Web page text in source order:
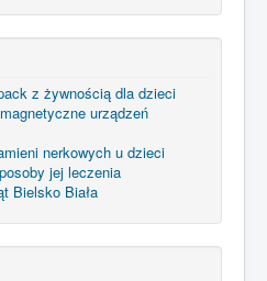
z żywnością dla dzieci
urządzeń
nerkowych u dzieci
jej leczenia
Bielsko Biała